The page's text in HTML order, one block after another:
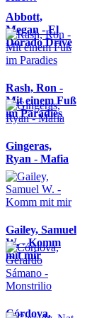
Abbott,
Megan - El
Dorado Drive
Rash, Ron -
Mit einem Fuß
im Paradies
Gingeras,
Ryan - Mafia
Gailey, Samuel
W. - Komm
mit mir
Córdova,